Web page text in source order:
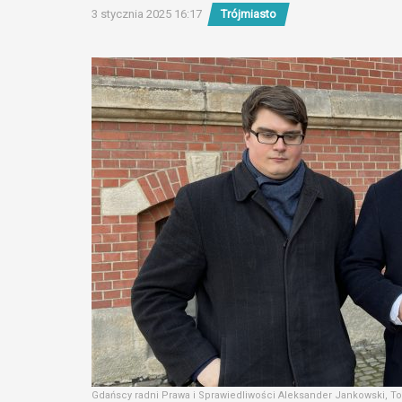
3 stycznia 2025 16:17 Trójmiasto
Gdańscy radni Prawa i Sprawiedliwości Aleksander Jankowski,